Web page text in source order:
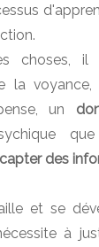
choses,
la
un
capter des
et se
à